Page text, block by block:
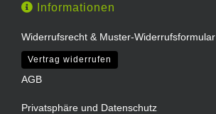
Informationen
Widerrufsrecht & Muster-Widerrufsformular
Vertrag widerrufen
AGB
Privatsphäre und Datenschutz